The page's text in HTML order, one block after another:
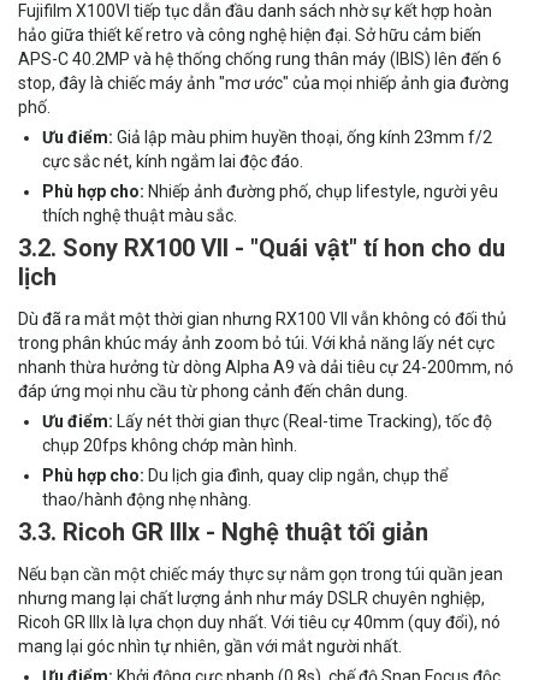
Fujifilm X100VI tiếp tục dẫn đầu danh sách nhờ sự kết hợp hoàn
hảo giữa thiết kế retro và công nghệ hiện đại. Sở hữu cảm biến
APS-C 40.2MP và hệ thống chống rung thân máy (IBIS) lên đến 6
stop, đây là chiếc máy ảnh "mơ ước" của mọi nhiếp ảnh gia đường
phố.
Ưu điểm: Giả lập màu phim huyền thoại, ống kính 23mm f/2
cực sắc nét, kính ngắm lai độc đáo.
Phù hợp cho: Nhiếp ảnh đường phố, chụp lifestyle, người yêu
thích nghệ thuật màu sắc.
3.2. Sony RX100 VII - "Quái vật" tí hon cho du
lịch
Dù đã ra mắt một thời gian nhưng RX100 VII vẫn không có đối thủ
trong phân khúc máy ảnh zoom bỏ túi. Với khả năng lấy nét cực
nhanh thừa hưởng từ dòng Alpha A9 và dải tiêu cự 24-200mm, nó
đáp ứng mọi nhu cầu từ phong cảnh đến chân dung.
Ưu điểm: Lấy nét thời gian thực (Real-time Tracking), tốc độ
chụp 20fps không chớp màn hình.
Phù hợp cho: Du lịch gia đình, quay clip ngắn, chụp thể
thao/hành động nhẹ nhàng.
3.3. Ricoh GR IIIx - Nghệ thuật tối giản
Nếu bạn cần một chiếc máy thực sự nằm gọn trong túi quần jean
nhưng mang lại chất lượng ảnh như máy DSLR chuyên nghiệp,
Ricoh GR IIIx là lựa chọn duy nhất. Với tiêu cự 40mm (quy đổi), nó
mang lại góc nhìn tự nhiên, gần với mắt người nhất.